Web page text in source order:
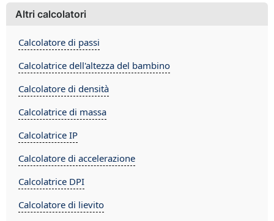
Altri calcolatori
Calcolatore di passi
Calcolatrice dell'altezza del bambino
Calcolatore di densità
Calcolatrice di massa
Calcolatrice IP
Calcolatore di accelerazione
Calcolatrice DPI
Calcolatore di lievito